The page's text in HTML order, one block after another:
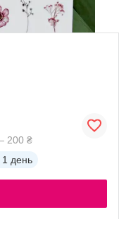
200 ₴
1 день